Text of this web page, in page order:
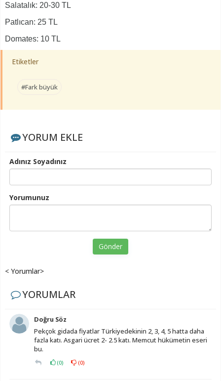
Salatalık: 20-30 TL
Patlıcan: 25 TL
Domates: 10 TL
Etiketler
#Fark büyük
YORUM EKLE
Adınız Soyadınız
Yorumunuz
Gönder
< Yorumlar>
YORUMLAR
Doğru Söz
Pekçok gidada fiyatlar Türkiyedekinin 2, 3, 4, 5 hatta daha
fazla katı. Asgari ücret 2- 2.5 katı. Memcut hükümetin eseri
bu.
(0) (0)